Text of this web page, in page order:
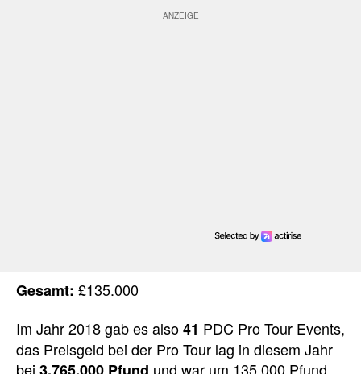
Gesamt: £135.000
Im Jahr 2018 gab es also41 PDC Pro Tour Events,
das Preisgeld bei der Pro Tour lag in diesem Jahr
bei
und war um 135.000 Pfund